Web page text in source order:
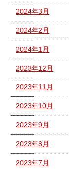
2024年3月
2024年2月
2024年1月
2023年12月
2023年11月
2023年10月
2023年9月
2023年8月
2023年7月